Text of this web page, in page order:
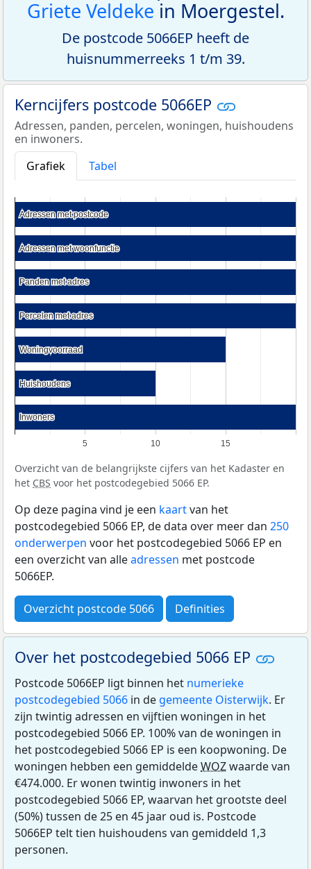
Griete Veldeke in Moergestel.
De postcode 5066EP heeft de
huisnummerreeks 1 t/m 39.
Kerncijfers postcode 5066EP
Adressen, panden, percelen, woningen, huishoudens
en inwoners.
Grafiek
Tabel
5 10 15
Adressen met postcode
Adressen met postcode
Adressen met woonfunctie
Adressen met woonfunctie
Panden met adres
Panden met adres
Percelen met adres
Percelen met adres
Woningvoorraad
Woningvoorraad
Huishoudens
Huishoudens
Inwoners
Inwoners
Overzicht van de belangrijkste cijfers van het Kadaster en
het CBS voor het postcodegebied 5066 EP.
Op deze pagina vind je een kaartvan het
postcodegebied 5066 EP, de data over meer dan 250
onderwerpen voor het postcodegebied 5066 EP en
een overzicht van alleadressen met postcode
5066EP.
Overzicht postcode 5066 Definities
Over het postcodegebied 5066 EP
Postcode 5066EP ligt binnen het numerieke
postcodegebied 5066 in de gemeente Oisterwijk. Er
zijn twintig adressen en vijftien woningen in het
postcodegebied 5066 EP. 100% van de woningen in
het postcodegebied 5066 EP is een koopwoning. De
woningen hebben een gemiddeldeWOZwaarde van
€474.000. Er wonen twintig inwoners in het
postcodegebied 5066 EP, waarvan het grootste deel
(50%) tussen de 25 en 45 jaar oud is. Postcode
5066EP telt tien huishoudens van gemiddeld 1,3
personen.